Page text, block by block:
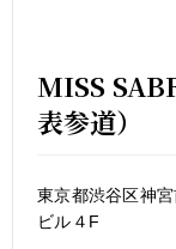
MISS
表参道）
東京都渋谷区神
ビル４F